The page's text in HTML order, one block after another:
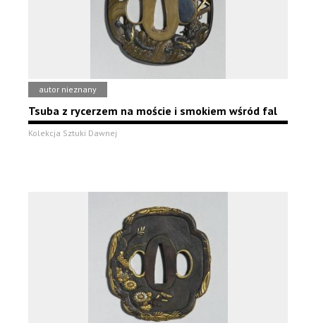
autor nieznany
Tsuba z rycerzem na moście i smokiem wśród fal
Kolekcja Sztuki Dawnej